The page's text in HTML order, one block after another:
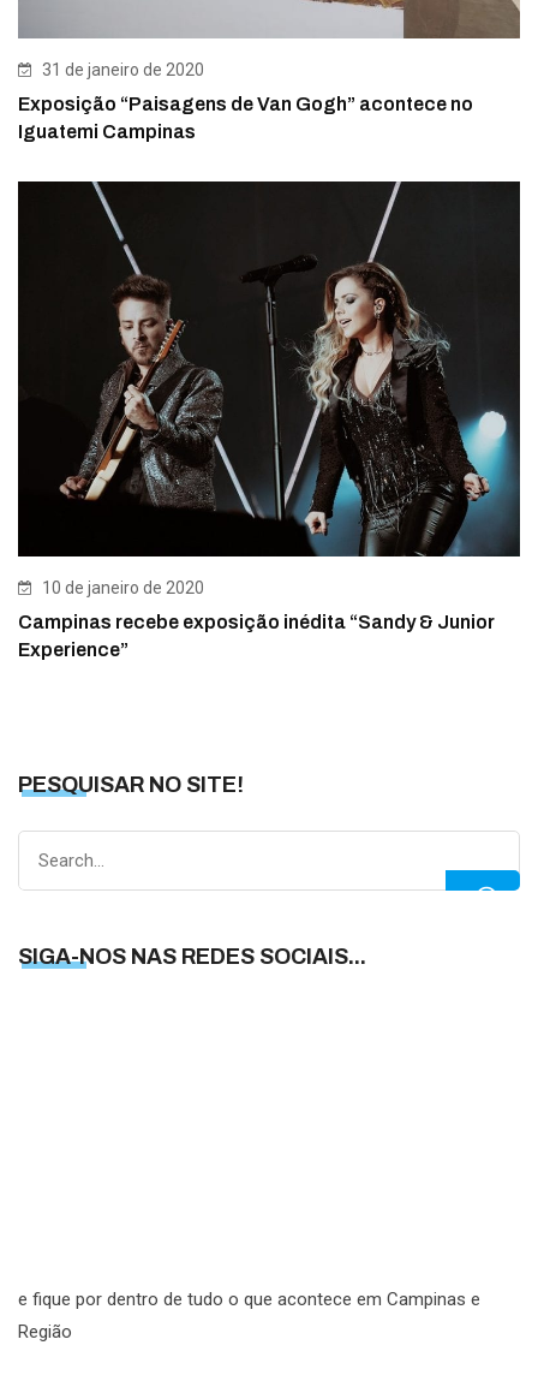
31 de janeiro de 2020
Exposição “Paisagens de Van Gogh” acontece no
Iguatemi Campinas
10 de janeiro de 2020
Campinas recebe exposição inédita “Sandy & Junior
Experience”
PESQUISAR NO SITE!
SIGA-NOS NAS REDES SOCIAIS...
e fique por dentro de tudo o que acontece em Campinas e
Região